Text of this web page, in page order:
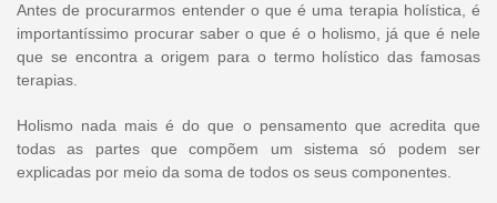
Antes de procurarmos entender o que é uma terapia holística, é
importantíssimo procurar saber o que é o holismo, já que é nele
que se encontra a origem para o termo holístico das famosas
terapias.
Holismo nada mais é do que o pensamento que acredita que
todas as partes que compõem um sistema só podem ser
explicadas por meio da soma de todos os seus componentes.